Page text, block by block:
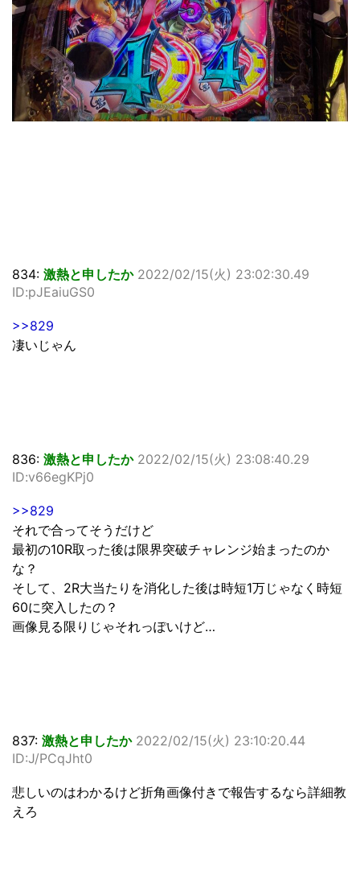
834: 激熱と申したか 2022/02/15(火) 23:02:30.49
ID:pJEaiuGS0
>>829
凄いじゃん
836: 激熱と申したか 2022/02/15(火) 23:08:40.29
ID:v66egKPj0
>>829
それで合ってそうだけど
最初の10R取った後は限界突破チャレンジ始まったのか
な？
そして、2R大当たりを消化した後は時短1万じゃなく時短
60に突入したの？
画像見る限りじゃそれっぽいけど…
837: 激熱と申したか 2022/02/15(火) 23:10:20.44
ID:J/PCqJht0
悲しいのはわかるけど折角画像付きで報告するなら詳細教
えろ